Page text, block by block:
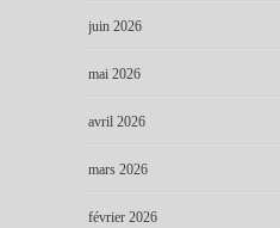
juin 2026
mai 2026
avril 2026
mars 2026
février 2026